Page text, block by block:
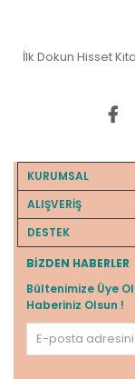
İlk Dokun Hisset
KURUMSAL
ALIŞVERİŞ
DESTEK
BIZDEN HABERLER
Bültenimize Üye
Haberiniz Olsun !